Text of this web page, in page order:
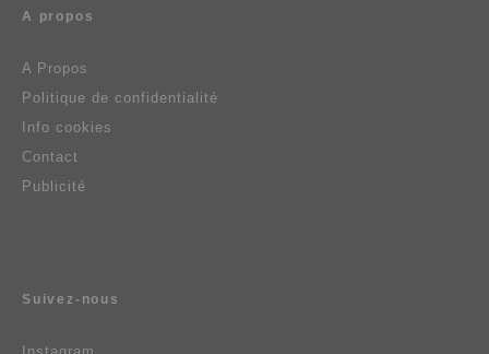
A propos
A Propos
Politique de confidentialité
Info cookies
Contact
Publicité
Suivez-nous